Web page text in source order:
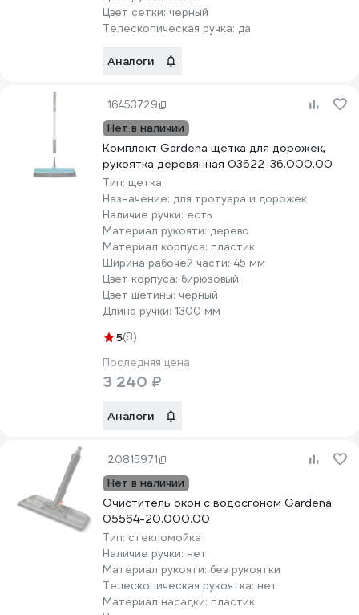
Цвет сетки: черный
Телескопическая ручка: да
Аналоги
16453729
Нет в наличии
Комплект Gardena щетка для дорожек,
рукоятка деревянная 03622-36.000.00
Тип: щетка
Назначение: для тротуара и дорожек
Наличие ручки: есть
Материал рукояти: дерево
Материал корпуса: пластик
Ширина рабочей части: 45 мм
Цвет корпуса: бирюзовый
Цвет щетины: черный
Длина ручки: 1300 мм
5(8)
Последняя цена
3 240 ₽
Аналоги
20815971
Нет в наличии
Очиститель окон с водосгоном Gardena
05564-20.000.00
Тип: стекломойка
Наличие ручки: нет
Материал рукояти: без рукоятки
Телескопическая рукоятка: нет
Материал насадки: пластик